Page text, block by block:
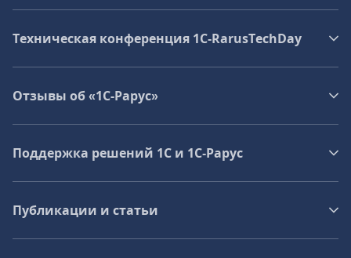
Техническая конференция 1C‑RarusTechDay
Отзывы об «1С-Рарус»
Поддержка решений 1С и 1С‑Рарус
Публикации и статьи